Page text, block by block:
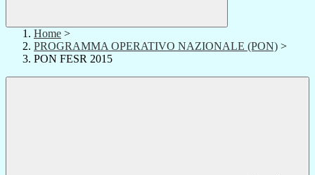
Home >
PROGRAMMA OPERATIVO NAZIONALE (PON) >
PON FESR 2015